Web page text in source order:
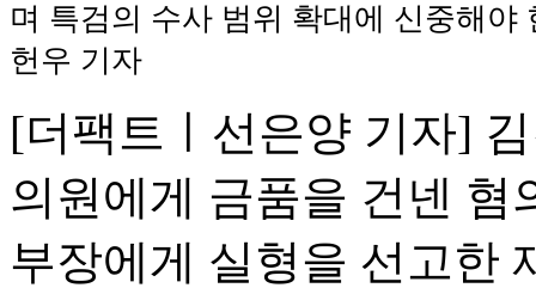
며 특검의 수사 범위 확대에 신중해야
헌우 기자
[더팩트ㅣ선은양 기자]
의원에게 금품을 건넨 혐
부장에게 실형을 선고한